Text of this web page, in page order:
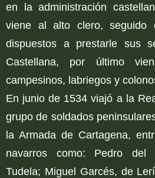
en la administración
viene al alto clero, seguido
dispuestos a prestarle sus
Castellana, por último
campesinos, labriegos y
En junio de 1534 viajó a la
grupo de soldados
la Armada de Cartagena,
navarros como: Pedro del
Tudela; Miguel Garcés, de